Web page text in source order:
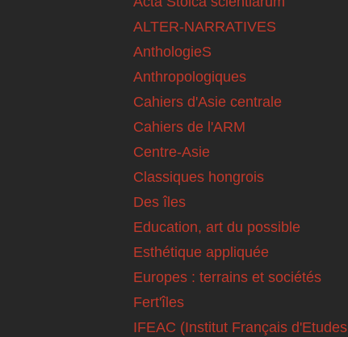
ALTER-NARRATIVES
AnthologieS
Anthropologiques
Cahiers d'Asie centrale
Cahiers de l'ARM
Centre-Asie
Classiques hongrois
Des îles
Education, art du possible
Esthétique appliquée
Europes : terrains et sociétés
Fert'îles
IFEAC (Institut Français d'Etudes